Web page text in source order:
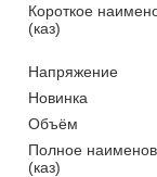
Короткое
(каз)
Напряжение
Новинка
Объём
Полное
(каз)